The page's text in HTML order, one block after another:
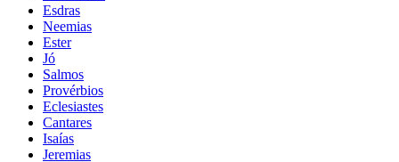
Esdras
Neemias
Ester
Jó
Salmos
Provérbios
Eclesiastes
Cantares
Isaías
Jeremias